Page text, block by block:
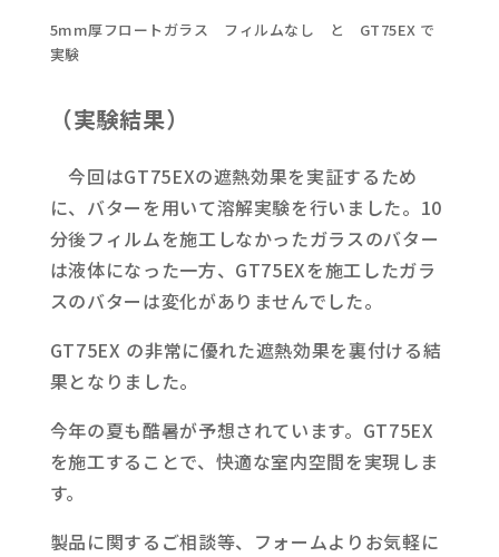
5mm厚フロートガラス フィルムなし と GT75EX で
実験
（実験結果）
今回はGT75EXの遮熱効果を実証するため
に、バターを用いて溶解実験を行いました。10
分後フィルムを施工しなかったガラスのバター
は液体になった一方、GT75EXを施工したガラ
スのバターは変化がありませんでした。
GT75EX の非常に優れた遮熱効果を裏付ける結
果となりました。
今年の夏も酷暑が予想されています。GT75EX
を施工することで、快適な室内空間を実現しま
す。
製品に関するご相談等、フォームよりお気軽に